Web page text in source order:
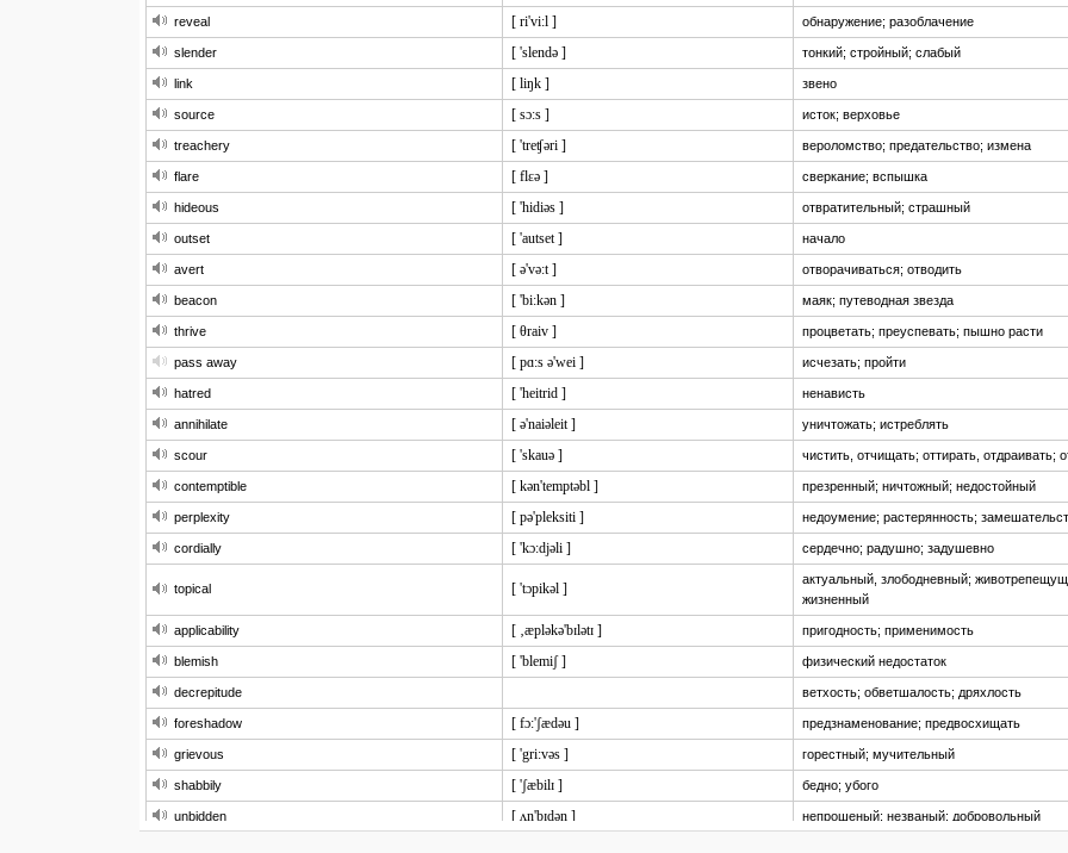
reveal [ ri'vi:l ] обнаружение; разоблачение
slender [ 'slendə ] тонкий; стройный; слабый
link [ liŋk ] звено
source [ sɔ:s ] исток; верховье
treachery [ 'treʧəri ] вероломство; предательство; измена
flare [ flɛə ] сверкание; вспышка
hideous [ 'hidiəs ] отвратительный; страшный
outset [ 'autset ] начало
avert [ ə'və:t ] отворачиваться; отводить
beacon [ 'bi:kən ] маяк; путеводная звезда
thrive [ θraiv ] процветать; преуспевать; пышно расти
pass away [ pɑ:s ə'wei ] исчезать; пройти
hatred [ 'heitrid ] ненависть
annihilate [ ə'naiəleit ] уничтожать; истреблять
scour [ 'skauə ] чистить, отчищать; оттирать, отдраивать;
contemptible [ kən'temptəbl ] презренный; ничтожный; недостойный
perplexity [ pə'pleksiti ] недоумение; растерянность;
cordially [ 'kɔ:djəli ] сердечно; радушно; задушевно
topical [ 'tɔpikəl ]
актуальный, злободневный;
жизненный
applicability [ ‚æpləkə'bɪlətɪ ] пригодность; применимость
blemish [ 'blemiʃ ] физический недостаток
decrepitude ветхость; обветшалость; дряхлость
foreshadow [ fɔ:'ʃædəu ] предзнаменование; предвосхищать
grievous [ 'gri:vəs ] горестный; мучительный
shabbily [ 'ʃæbilɪ ] бедно; убого
unbidden [ ʌn'bɪdən ] непрошеный; незваный; добровольный